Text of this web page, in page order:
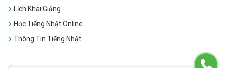
Lịch Khai Giảng
Học Tiếng Nhật Online
Thông Tin Tiếng Nhật